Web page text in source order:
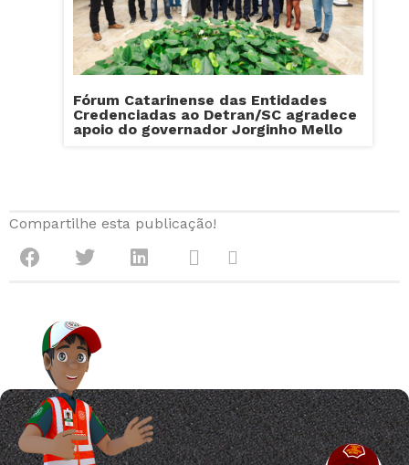
Fórum Catarinense das Entidades
Credenciadas ao Detran/SC agradece
apoio do governador Jorginho Mello
Compartilhe esta publicação!